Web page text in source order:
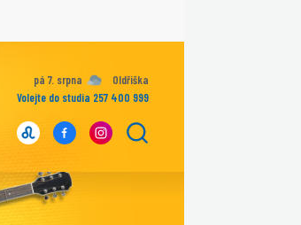
pá 7. srpna
Oldřiška
Volejte do studia 257 400 999